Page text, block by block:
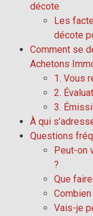
décote
Les
décote
Comment se
Achetons
1. Vous
2.
3.
À qui
Questions
Peut-on
?
Que
Vais-je